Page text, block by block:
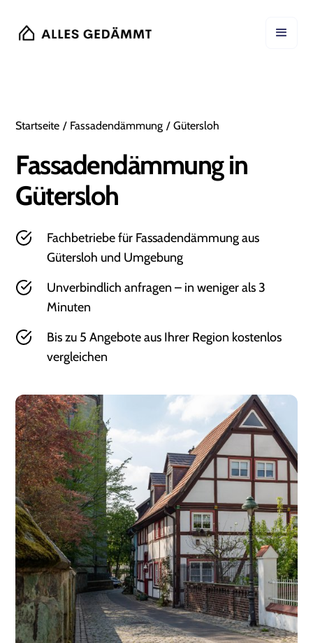
Startseite / Fassadendämmung / Gütersloh
Fassadendämmung in
Gütersloh
Fachbetriebe für Fassadendämmung aus
Gütersloh und Umgebung
Unverbindlich anfragen – in weniger als 3
Minuten
Bis zu 5 Angebote aus Ihrer Region kostenlos
vergleichen